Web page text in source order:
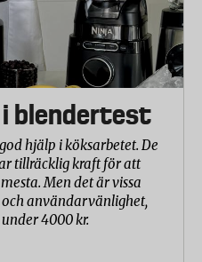
blendertest
hjälp i köksarbetet. De
tillräcklig kraft för att
Men det är vissa
användarvänlighet,
4000 kr.